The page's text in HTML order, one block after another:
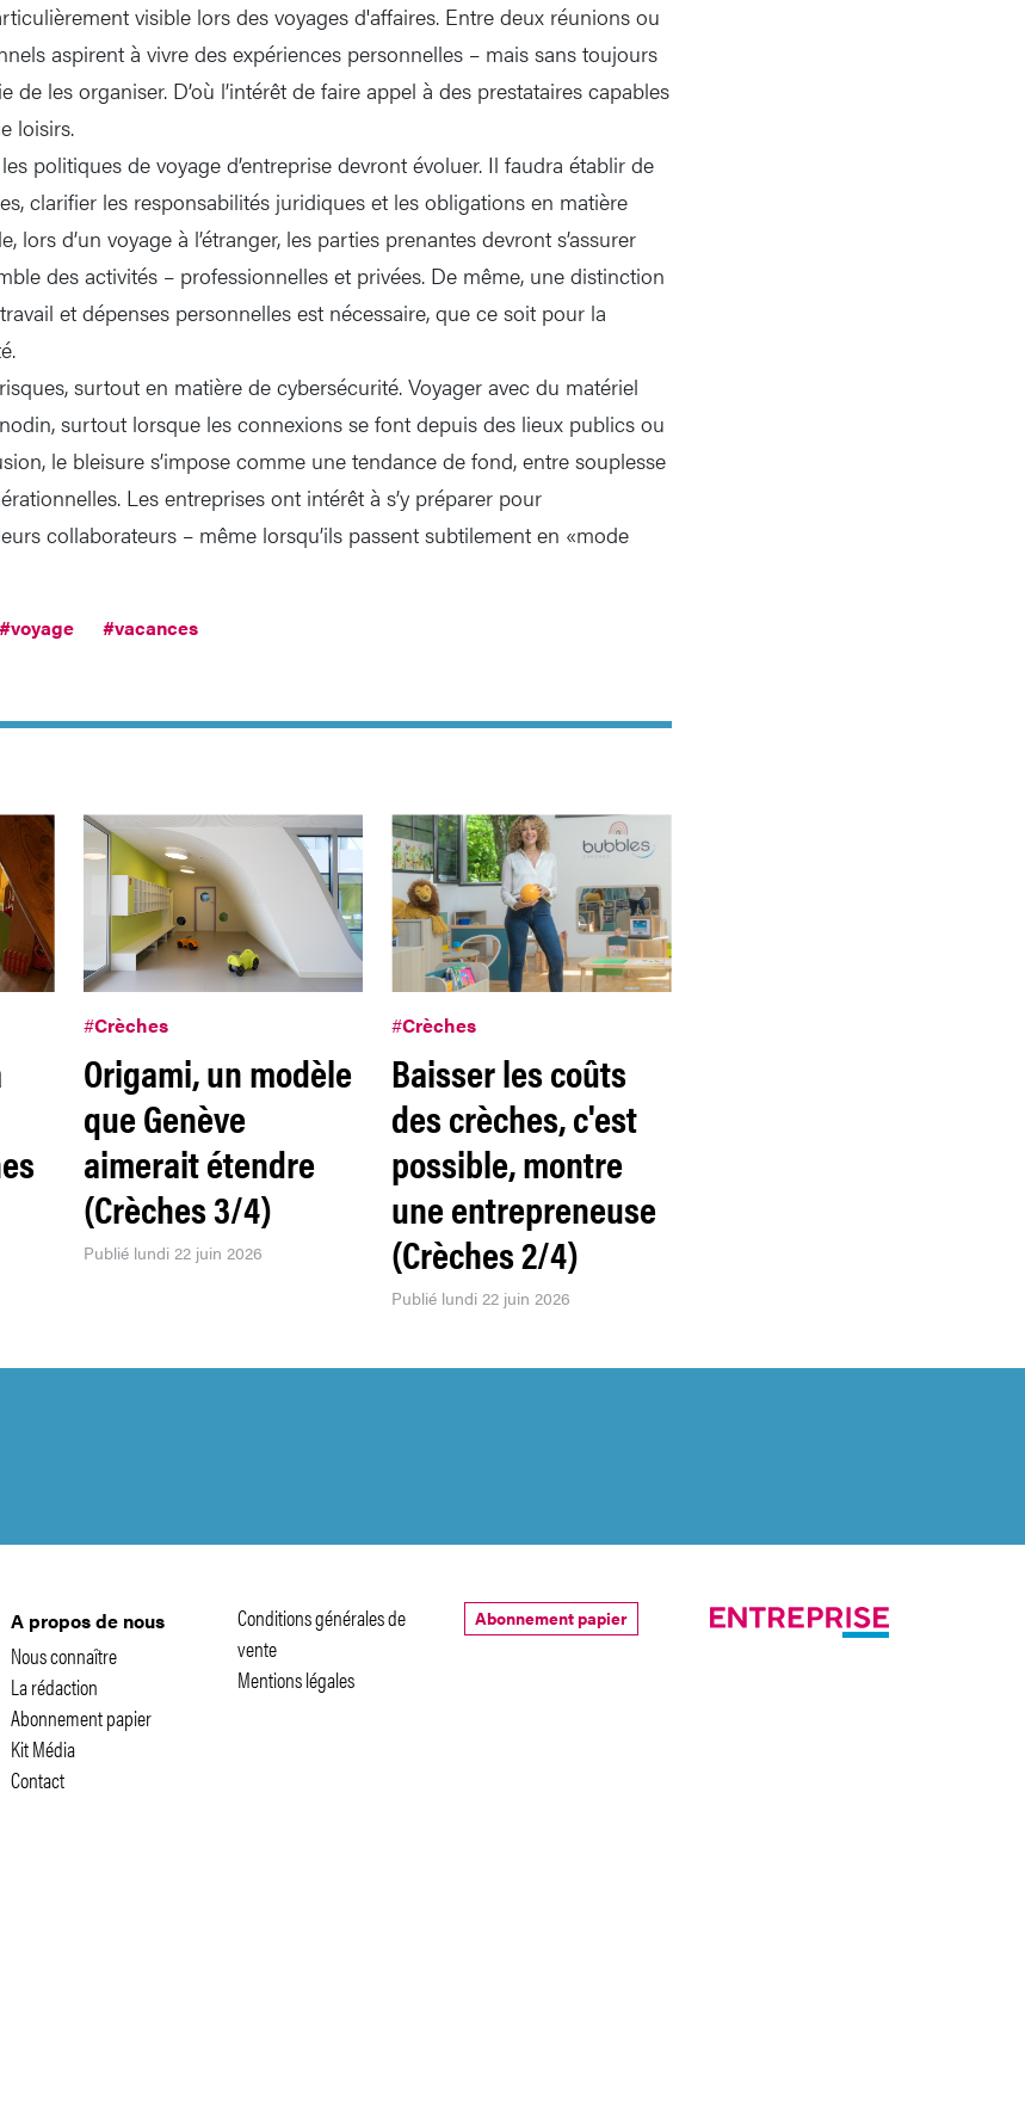
visible lors des voyages d'affaires. Entre deux réunions ou
aspirent à vivre des expériences personnelles – mais sans toujours
de les organiser. D’où l’intérêt de faire appel à des prestataires capables
loisirs.
politiques de voyage d’entreprise devront évoluer. Il faudra établir de
clarifier les responsabilités juridiques et les obligations en matière
lors d’un voyage à l’étranger, les parties prenantes devront s’assurer
des activités – professionnelles et privées. De même, une distinction
et dépenses personnelles est nécessaire, que ce soit pour la
surtout en matière de cybersécurité. Voyager avec du matériel
surtout lorsque les connexions se font depuis des lieux publics ou
le bleisure s’impose comme une tendance de fond, entre souplesse
Les entreprises ont intérêt à s’y préparer pour
collaborateurs – même lorsqu’ils passent subtilement en «mode
#voyage #vacances
#Crèches
Origami, un modèle
que Genève
aimerait étendre
(Crèches 3/4)
Publié lundi 22 juin 2026
#Crèches
Baisser les coûts
des crèches, c'est
possible, montre
une entrepreneuse
(Crèches 2/4)
Publié lundi 22 juin 2026
A propos de nous
Nous connaître
La rédaction
Abonnement papier
Kit Média
Contact
Conditions générales de
vente
Mentions légales
Abonnement papier